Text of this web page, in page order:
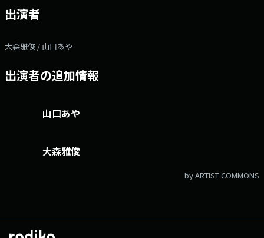
出演者
大森雅俊 / 山口あや
出演者の追加情報
山口あや
大森雅俊
by ARTIST COMMONS